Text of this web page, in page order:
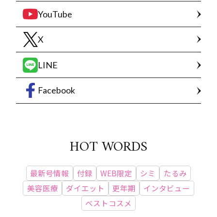
YouTube
X
LINE
Facebook
HOT WORDS
最新号情報 付録 WEB限定 シミ
たるみ
美容医療
ダイエット 更年期
インタビュー
ベストコスメ